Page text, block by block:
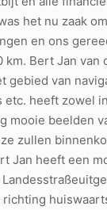
het nu zaak
en ons
Bert Jan van
gebied van
etc. heeft zowel
mooie beelden
zullen
Jan heeft een